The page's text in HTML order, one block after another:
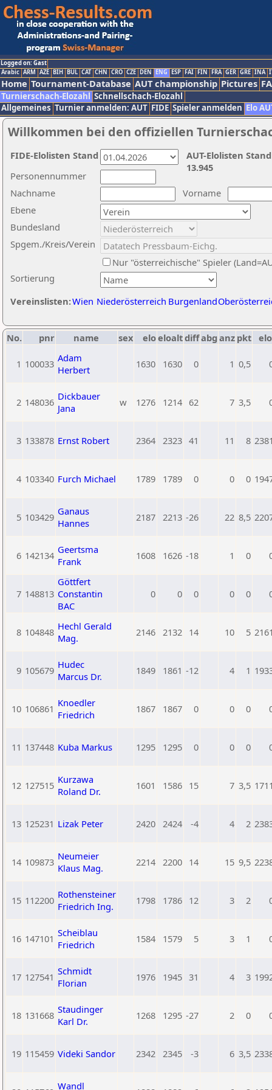
Logged on: Gast
Arabic ARM AZE BIH BUL CAT CHN CRO CZE DEN ENG ESP FAI FIN FRA GER GRE INA
Home Tournament-Database AUT championship Pictures
Turnierschach-Elozahl Schnellschach-Elozahl
Allgemeines Turnier anmelden: AUT FIDE Spieler anmelden Elo
Willkommen bei den offiziellen
Nachname
Vorname
Ebene
Sortierung
Personennummer
Bundesland
Spgem./Kreis/Verein
Nur "österreichische" Spieler
Vereinslisten:Wien Niederösterreich Burgenland
AUT-Elolisten
13.945
FIDE-Elolisten Stand
No. pnr name sex eloeloaltdiffabg anz pkt
1 100033 Adam
Herbert
1630 1630 0 1 0,5
2 148036 Dickbauer
Jana
w 1276 1214 62 7 3,5
3 133878 Ernst Robert 2364 2323 41 11 8
4 103340 Furch Michael 1789 1789 0 0 0
5 103429 Ganaus
Hannes
2187 2213 -26 22 8,5
6 142134 Geertsma
Frank
1608 1626 -18 1 0
7 148813
Göttfert
Constantin
BAC
0 0 0 0 0
8 104848 Hechl Gerald
Mag.
2146 2132 14 10 5
9 105679 Hudec
Marcus Dr.
1849 1861 -12 4 1
10 106861 Knoedler
Friedrich
1867 1867 0 0 0
11 137448 Kuba Markus 1295 1295 0 0 0
12 127515 Kurzawa
Roland Dr.
1601 1586 15 7 3,5
13 125231 Lizak Peter 2420 2424 -4 4 2
14 109873 Neumeier
Klaus Mag.
2214 2200 14 15 9,5
15 112200 Rothensteiner
Friedrich Ing.
1798 1786 12 3 2
16 147101 Scheiblau
Friedrich
1584 1579 5 3 1
17 127541 Schmidt
Florian
1976 1945 31 4 3
18 131668 Staudinger
Karl Dr.
1268 1295 -27 2 0
19 115459 Videki Sandor 2342 2345 -3 6 3,5
Wandl